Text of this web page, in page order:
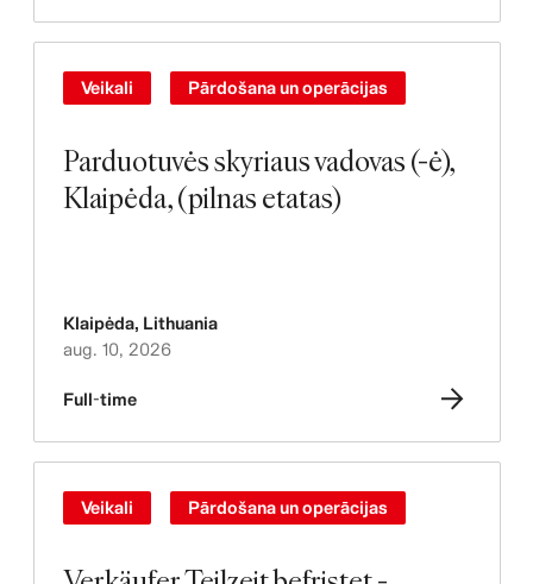
Parduotuvės skyriaus vadovas (-ė),
Klaipėda, (pilnas etatas)
Veikali Pārdošana un operācijas
Klaipėda, Lithuania
aug. 10, 2026
Full-time
Veikali Pārdošana un operācijas